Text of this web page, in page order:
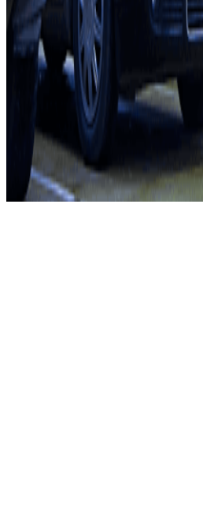
Condiciones de uso y contratación
Condiciones de cancelación
Política de cookies
Gestionar cookies
Política de privacidad
Whistleblowing
©2026 Parclick. All rights reserved